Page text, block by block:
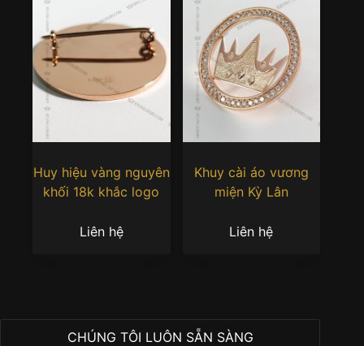
Huy hiệu vàng nguyên
khối 18k khắc logo
Liên hệ
Khuy cài áo vương
miện Kỳ Lân
Liên hệ
CHÚNG TÔI LUÔN SẴN SÀNG